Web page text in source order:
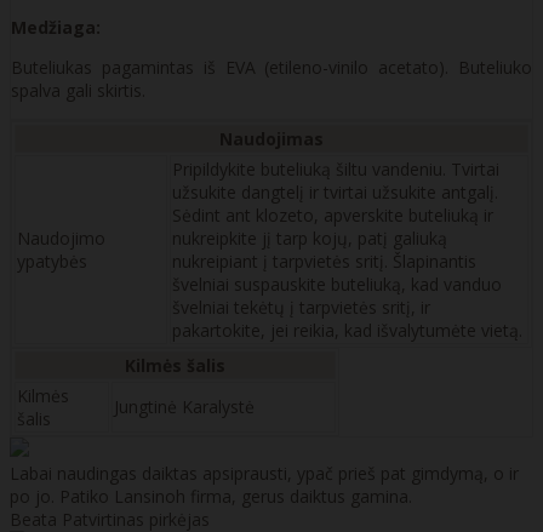
Medžiaga:
Buteliukas pagamintas iš EVA (etileno-vinilo acetato). Buteliuko
spalva gali skirtis.
Naudojimo
ypatybės
Pripildykite buteliuką šiltu vandeniu. Tvirtai
užsukite dangtelį ir tvirtai užsukite antgalį.
Sėdint ant klozeto, apverskite buteliuką ir
nukreipkite jį tarp kojų, patį galiuką
nukreipiant į tarpvietės sritį. Šlapinantis
švelniai suspauskite buteliuką, kad vanduo
švelniai tekėtų į tarpvietės sritį, ir
pakartokite, jei reikia, kad išvalytumėte vietą.
Kilmės
šalis
Jungtinė Karalystė
Labai naudingas daiktas apsiprausti, ypač prieš pat gimdymą, o ir
po jo. Patiko Lansinoh firma, gerus daiktus gamina.
Beata Patvirtinas pirkėjas